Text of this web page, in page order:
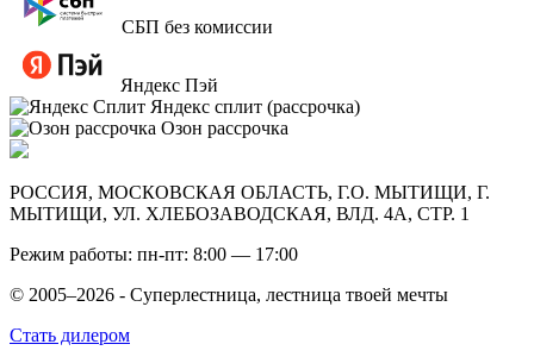
СБП без комиссии
Яндекс Пэй
Яндекс сплит (рассрочка)
Озон рассрочка
РОССИЯ, МОСКОВСКАЯ ОБЛАСТЬ, Г.О. МЫТИЩИ, Г.
МЫТИЩИ, УЛ. ХЛЕБОЗАВОДСКАЯ, ВЛД. 4А, СТР. 1
Режим работы: пн-пт: 8:00 — 17:00
© 2005–2026 - Суперлестница, лестница твоей мечты
Стать дилером